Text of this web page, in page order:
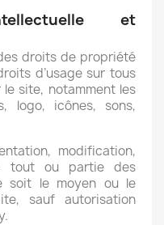
et
droits de propriété
d’usage sur tous
site, notamment les
logo, icônes, sons,
modification,
tout ou partie des
soit le moyen ou le
sauf autorisation